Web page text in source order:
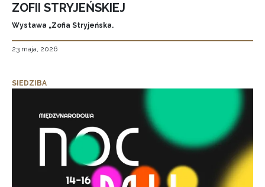
ZOFII STRYJEŃSKIEJ
Wystawa „Zofia Stryjeńska.
23 maja, 2026
SIEDZIBA